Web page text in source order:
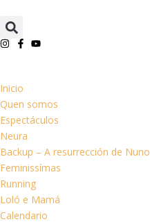
Inicio
Quen somos
Espectáculos
Neura
Backup – A resurrección de Nuno
Feminissímas
Running
Loló e Mamá
Calendario